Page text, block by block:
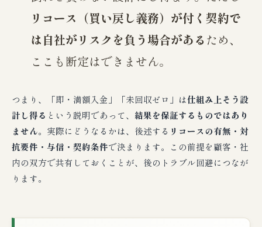
リコース（買い戻し義務）が付く契約で
は自社がリスクを負う場合がある ため、
ここも断定はできません。
つまり、「即・満額入金」「未回収ゼロ」は仕組み上そう設
計し得る という説明であって、 結果を保証するものではあり
ません。実際にどうなるかは、後述する リコースの有無・対
抗要件・与信・契約条件で決まります。この前提を顧客・社
内の双方で共有しておくことが、後のトラブル回避につなが
ります。